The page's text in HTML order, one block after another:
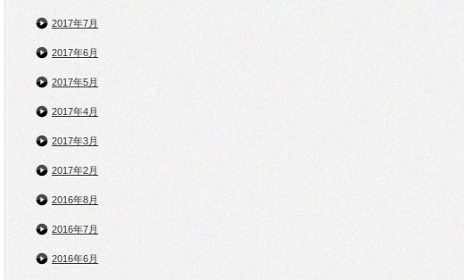
2017年7月
2017年6月
2017年5月
2017年4月
2017年3月
2017年2月
2016年8月
2016年7月
2016年6月